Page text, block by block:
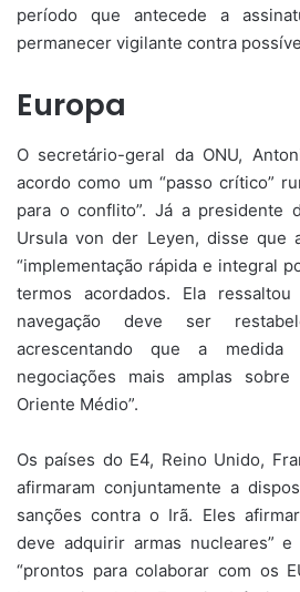
período que antecede a
permanecer vigilante contra
Europa
O secretário-geral da ONU,
acordo como um “passo crítico”
para o conflito”. Já a presidente
Ursula von der Leyen, disse que
“implementação rápida e integral
termos acordados. Ela
navegação deve ser
acrescentando que a medida
negociações mais amplas
Oriente Médio”.
Os países do E4, Reino Unido,
afirmaram conjuntamente a
sanções contra o Irã. Eles
deve adquirir armas nucleares”
“prontos para colaborar com os